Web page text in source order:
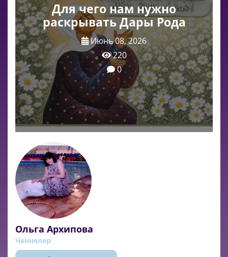
Для чего нам нужно
раскрывать Дары Рода
Июнь 08, 2026
220
0
Ольга Архипова
Ченнелер